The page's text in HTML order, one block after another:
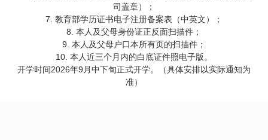
司盖章）；
7. 教育部学历证书电子注册备案表（中英文）；
8. 本人及父母身份证正反面扫描件；
9. 本人及父母户口本所有页的扫描件；
10. 本人近三个月内的白底证件照电子版。
开学时间2026年9月中下旬正式开学。（具体安排以实际通知为
准）